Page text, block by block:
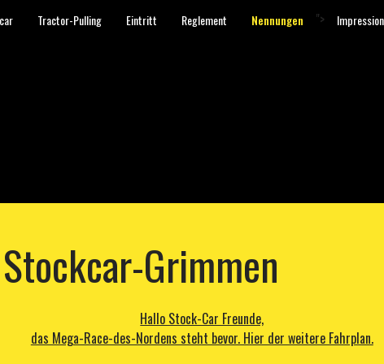
Tractor-Pulling Eintritt Reglement Nennungen ">
Grimmen
Hallo Stock-Car Freunde,
das Mega-Race-des-Nordens steht bevor. Hier der weitere Fahrplan.